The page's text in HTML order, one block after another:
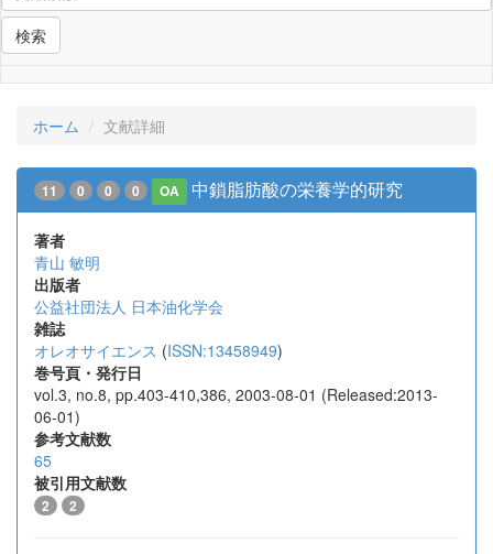
検索
ホーム 文献詳細
11 0 0 0 OA 中鎖脂肪酸の栄養学的研究
著者
青山 敏明
出版者
公益社団法人 日本油化学会
雑誌
オレオサイエンス (ISSN:13458949)
巻号頁・発行日
vol.3, no.8, pp.403-410,386, 2003-08-01 (Released:2013-
06-01)
参考文献数
65
被引用文献数
2 2